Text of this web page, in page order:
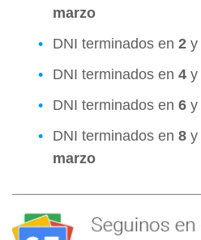
marzo
DNI terminados en 2 y
DNI terminados en 4 y
DNI terminados en 6 y
DNI terminados en 8 y
marzo